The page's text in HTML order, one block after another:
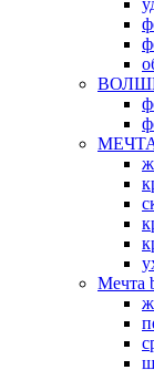
МЕЧТА
Мечта